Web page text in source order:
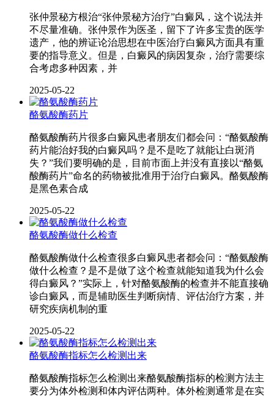
张仲景秘方根治“张仲景秘方治疗”白癜风，这个说法并
不尽量准确。张仲景作为医圣，留下了许多宝贵的医学
遗产，他的辨证论治思想在中医治疗白癜风方面具有重
要的指导意义。但是，白癜风的病因复杂，治疗需要综
合考虑多种因素，并
2025-05-22
酪氨酸酶药片
酪氨酸酶药片很多白癜风患者朋友们都会问：“酪氨酸酶
药片能治好我的白癜风吗？是不是吃了就能让白斑消
失？”我们要明确的是，目前市面上并没有直接以“酪氨
酸酶药片”命名的药物被批准用于治疗白癜风。酪氨酸酶
是黑色素合成
2025-05-22
酪氨酸酶做什么检查
酪氨酸酶做什么检查很多白癜风患者都会问：“酪氨酸酶
做什么检查？是不是做了这个检查就能知道我为什么会
得白癜风？”实际上，针对酪氨酸酶的检查并不能直接确
诊白癜风，而是辅助医生判断病情、评估治疗方案，并
研究疾病机制的重
2025-05-22
酪氨酸酶指标怎么检测出来
酪氨酸酶指标怎么检测出来酪氨酸酶指标的检测方法主
要分为体外检测和体内评估两种。体外检测通常是在实